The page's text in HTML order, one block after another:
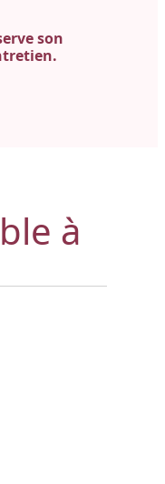
son
à